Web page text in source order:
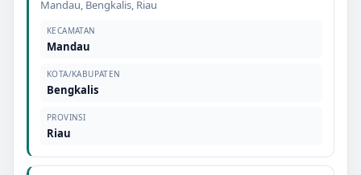
Mandau, Bengkalis, Riau
KECAMATAN
Mandau
KOTA/KABUPATEN
Bengkalis
PROVINSI
Riau